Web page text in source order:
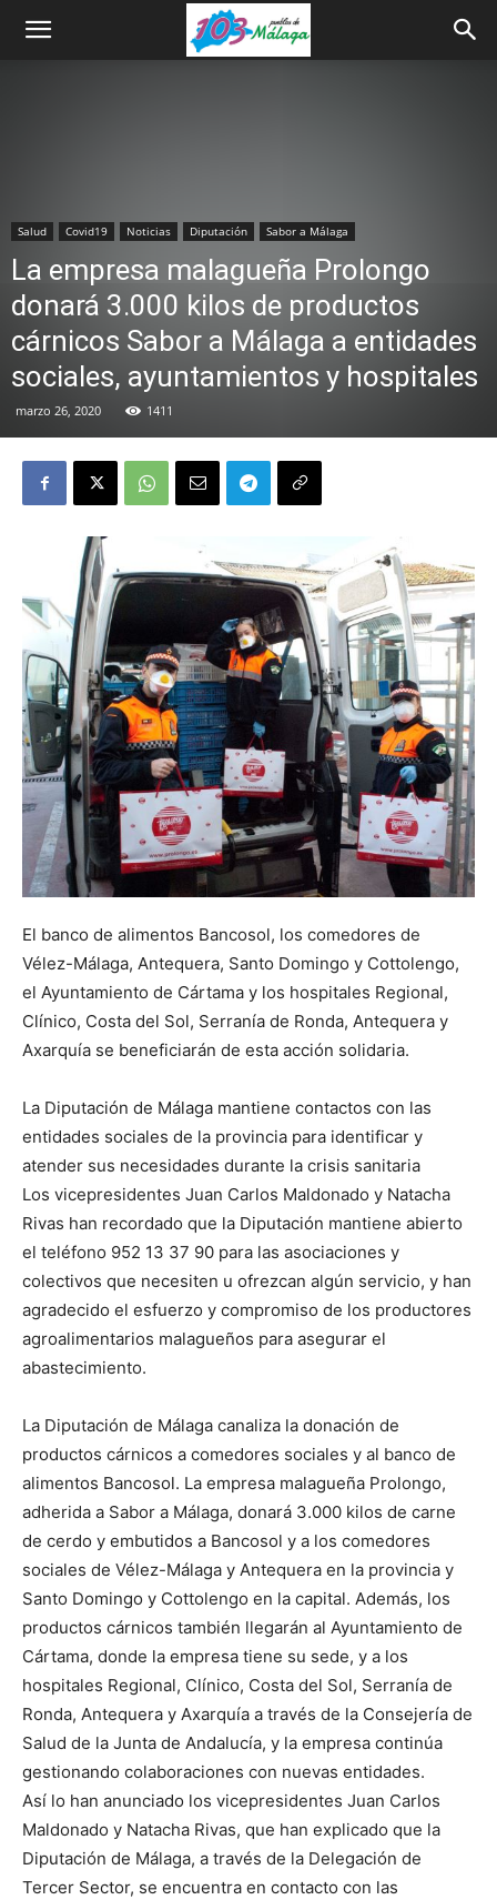
Salud Covid19 Noticias Diputación Sabor a Málaga
La empresa malagueña Prolongo
donará 3.000 kilos de productos
cárnicos Sabor a Málaga a entidades
sociales, ayuntamientos y hospitales
marzo 26, 2020 1411
El banco de alimentos Bancosol, los comedores de
Vélez-Málaga, Antequera, Santo Domingo y Cottolengo,
el Ayuntamiento de Cártama y los hospitales Regional,
Clínico, Costa del Sol, Serranía de Ronda, Antequera y
Axarquía se beneficiarán de esta acción solidaria.
La Diputación de Málaga mantiene contactos con las
entidades sociales de la provincia para identificar y
atender sus necesidades durante la crisis sanitaria
Los vicepresidentes Juan Carlos Maldonado y Natacha
Rivas han recordado que la Diputación mantiene abierto
el teléfono 952 13 37 90 para las asociaciones y
colectivos que necesiten u ofrezcan algún servicio, y han
agradecido el esfuerzo y compromiso de los productores
agroalimentarios malagueños para asegurar el
abastecimiento.
La Diputación de Málaga canaliza la donación de
productos cárnicos a comedores sociales y al banco de
alimentos Bancosol. La empresa malagueña Prolongo,
adherida a Sabor a Málaga, donará 3.000 kilos de carne
de cerdo y embutidos a Bancosol y a los comedores
sociales de Vélez-Málaga y Antequera en la provincia y
Santo Domingo y Cottolengo en la capital. Además, los
productos cárnicos también llegarán al Ayuntamiento de
Cártama, donde la empresa tiene su sede, y a los
hospitales Regional, Clínico, Costa del Sol, Serranía de
Ronda, Antequera y Axarquía a través de la Consejería de
Salud de la Junta de Andalucía, y la empresa continúa
gestionando colaboraciones con nuevas entidades.
Así lo han anunciado los vicepresidentes Juan Carlos
Maldonado y Natacha Rivas, que han explicado que la
Diputación de Málaga, a través de la Delegación de
Tercer Sector, se encuentra en contacto con las